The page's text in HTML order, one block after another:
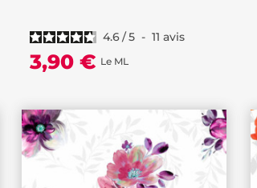
4.6/5 - 11 avis
3,90 € Le ML